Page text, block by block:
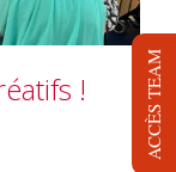
! ACCÈS TEAM